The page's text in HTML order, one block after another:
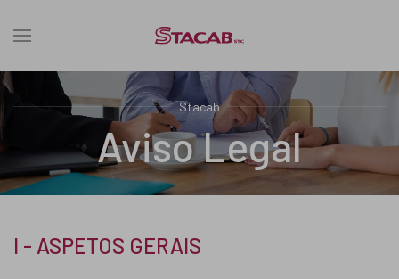
Stacab
Aviso Legal
I - ASPETOS GERAIS